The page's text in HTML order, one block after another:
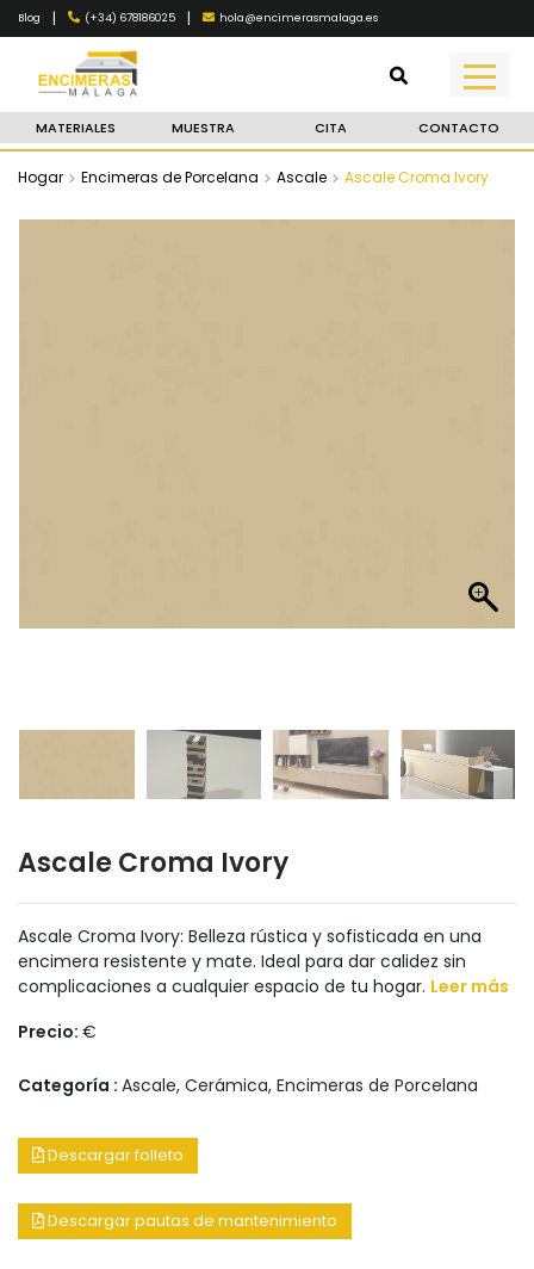
Blog | (+34) 678186025 | hola@encimerasmalaga.es
MATERIALES MUESTRA CITA CONTACTO
Hogar Encimeras de Porcelana Ascale Ascale Croma Ivory
Ascale Croma Ivory
Ascale Croma Ivory: Belleza rústica y sofisticada en una
encimera resistente y mate. Ideal para dar calidez sin
complicaciones a cualquier espacio de tu hogar. Leer más
Precio: €
Categoría : Ascale, Cerámica, Encimeras de Porcelana
Descargar folleto
Descargar pautas de mantenimiento